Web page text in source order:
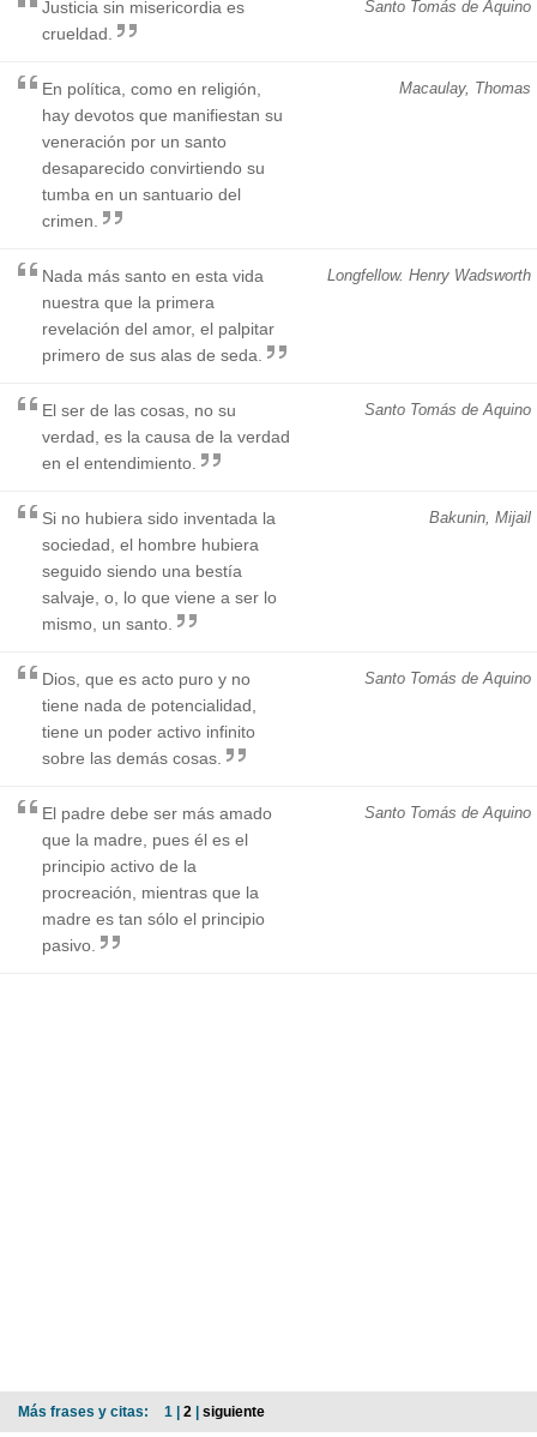
Santo Tomás de Aquino
Justicia sin misericordia es
crueldad.
Macaulay, Thomas
En política, como en religión,
hay devotos que manifiestan su
veneración por un santo
desaparecido convirtiendo su
tumba en un santuario del
crimen.
Longfellow. Henry Wadsworth
Nada más santo en esta vida
nuestra que la primera
revelación del amor, el palpitar
primero de sus alas de seda.
Santo Tomás de Aquino
El ser de las cosas, no su
verdad, es la causa de la verdad
en el entendimiento.
Bakunin, Mijail
Si no hubiera sido inventada la
sociedad, el hombre hubiera
seguido siendo una bestía
salvaje, o, lo que viene a ser lo
mismo, un santo.
Santo Tomás de Aquino
Dios, que es acto puro y no
tiene nada de potencialidad,
tiene un poder activo infinito
sobre las demás cosas.
Santo Tomás de Aquino
El padre debe ser más amado
que la madre, pues él es el
principio activo de la
procreación, mientras que la
madre es tan sólo el principio
pasivo.
Más frases y citas: 1 | 2 | siguiente